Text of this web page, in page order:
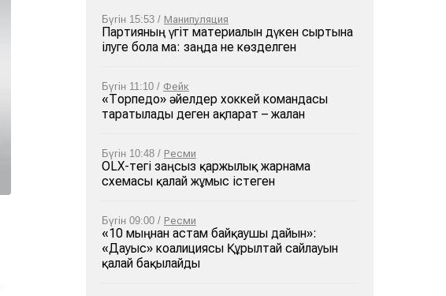
Бүгін 15:53 / Манипуляция
Партияның үгіт материалын дүкен сыртына
ілуге бола ма: заңда не көзделген
Бүгін 11:10 / Фейк
«Торпедо» әйелдер хоккей командасы
таратылады деген ақпарат – жалған
Бүгін 10:48 / Ресми
OLX-тегі заңсыз қаржылық жарнама
схемасы қалай жұмыс істеген
Бүгін 09:00 / Ресми
«10 мыңнан астам байқаушы дайын»:
«Дауыс» коалициясы Құрылтай сайлауын
қалай бақылайды